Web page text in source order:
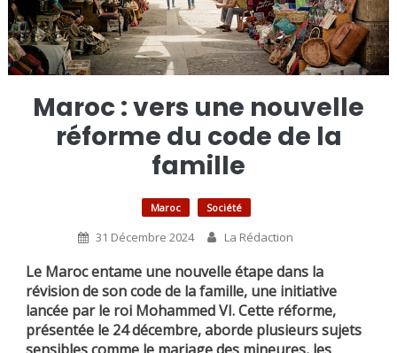
Maroc : vers une nouvelle
réforme du code de la
famille
Maroc Société
31 Décembre 2024 La Rédaction
Le Maroc entame une nouvelle étape dans la
révision de son code de la famille, une initiative
lancée par le roi Mohammed VI. Cette réforme,
présentée le 24 décembre, aborde plusieurs sujets